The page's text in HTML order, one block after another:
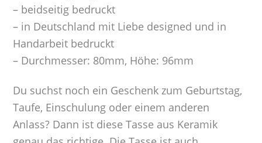
– beidseitig bedruckt
– in Deutschland mit Liebe designed und in
Handarbeit bedruckt
– Durchmesser: 80mm, Höhe: 96mm
Du suchst noch ein Geschenk zum Geburtstag,
Taufe, Einschulung oder einem anderen
Anlass? Dann ist diese Tasse aus Keramik